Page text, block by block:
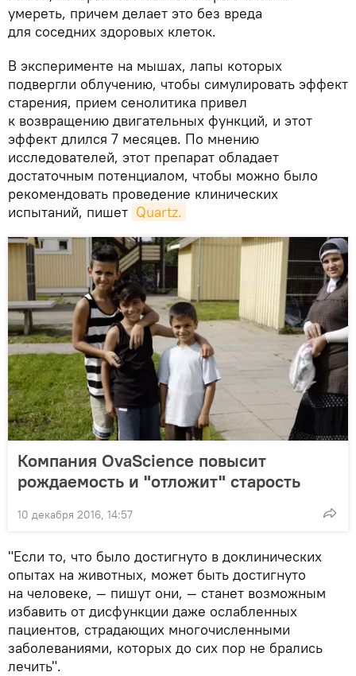
умереть, причем делает это без вреда
для соседних здоровых клеток.
В эксперименте на мышах, лапы которых
подвергли облучению, чтобы симулировать эффект
старения, прием сенолитика привел
к возвращению двигательных функций, и этот
эффект длился 7 месяцев. По мнению
исследователей, этот препарат обладает
достаточным потенциалом, чтобы можно было
рекомендовать проведение клинических
испытаний, пишет Quartz.
Компания OvaScience повысит
рождаемость и "отложит" старость
10 декабря 2016, 14:57
"Если то, что было достигнуто в доклинических
опытах на животных, может быть достигнуто
на человеке, — пишут они, — станет возможным
избавить от дисфункции даже ослабленных
пациентов, страдающих многочисленными
заболеваниями, которых до сих пор не брались
лечить".